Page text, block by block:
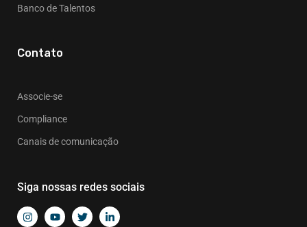
Banco de Talentos
Contato
Associe-se
Compliance
Canais de comunicação
Siga nossas redes sociais